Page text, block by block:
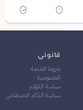
قانوني
شروط الخدمة
الخصوصية
سياسة الكوكيز
سياسة الذكاء الاصطناعي